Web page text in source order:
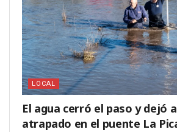
LOCAL
El agua cerró el paso y dejó
atrapado en el puente La